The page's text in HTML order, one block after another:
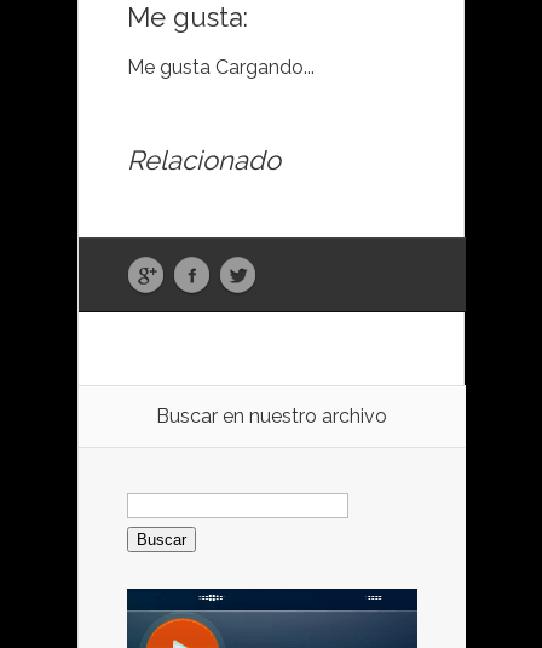
Me gusta:
Me gusta Cargando...
Relacionado
Buscar en nuestro archivo
Buscar: